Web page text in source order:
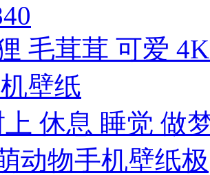
毛茸茸 可爱
壁纸